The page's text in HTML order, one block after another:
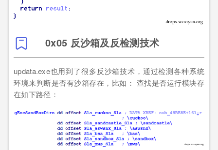
0x05 反沙箱及反检测技术
updata.exe也用到了很多反沙箱技术，通过检测各种系统
环境来判断是否有沙箱存在，比如： 查找是否运行模块存
在如下路径：